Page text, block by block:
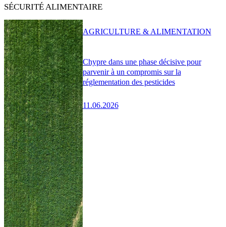
SÉCURITÉ ALIMENTAIRE
Chypre dans une phase décisive pour
parvenir à un compromis sur la
réglementation des pesticides
11.06.2026
AGRICULTURE & ALIMENTATION